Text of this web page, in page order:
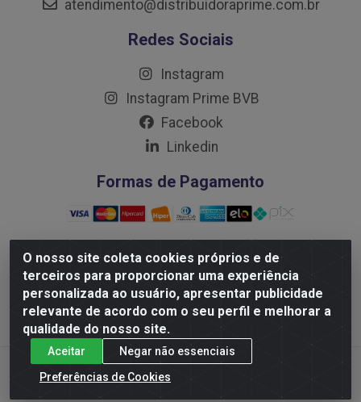
O nosso site coleta cookies próprios e de
terceiros para proporcionar uma experiência
personalizada ao usuário, apresentar publicidade
relevante de acordo com o seu perfil e melhorar a
qualidade do nosso site.
Aceitar
Negar não essenciais
Preferências de Cookies
atendimento@distribuidoraprime.com.br
Redes Sociais
Instagram
Instagram Prime BVB
Facebook
Linkedin
Formas de Pagamento
Distribuidora Prime LTDA - Av. Professor Nilton Lins, 781
- Flores, Manaus/AM - CEP 69.058-030 - CNPJ:
10.717.750/0001-32